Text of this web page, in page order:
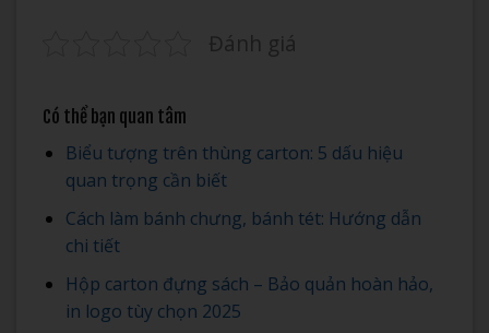
Đánh giá
Có thể bạn quan tâm
Biểu tượng trên thùng carton: 5 dấu hiệu
quan trọng cần biết
Cách làm bánh chưng, bánh tét: Hướng dẫn
chi tiết
Hộp carton đựng sách – Bảo quản hoàn hảo,
in logo tùy chọn 2025